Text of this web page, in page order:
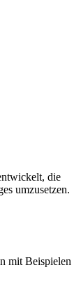
die
umzusetzen.
mit Beispielen